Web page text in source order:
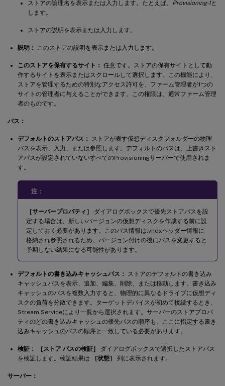
ストアの論理名を表示または入力します。たとえば、 Provisioning-1と
します。
ストアの説明を表示または入力します。
説明： このストアの説明を表示または入力します。
このストアを保有するサイト： 任意です。ストアの保有サイトとして動
作するサイトを表示またはスクロールして選択します。この機能により、
ストアを管理するための特別なアクセス許可を、ファーム管理者が1つの
サイトの管理者に与えることができます。この権限は、通常ファーム管理
者のものです。
パス：
デフォルトのストアパス：
ストアが表す仮想ディスクフォルダーの物理
パスを表示、入力、または参照します。デフォルトのパスは、上書きスト
アパスが設定されていないすべてのProvisioningサーバーで使用されま
す。
注：
［サーバープロパティ］
ダイアログボックスで優先ストアパスを設
定する場合は、新しいバージョンの仮想ディスクを作成する前に設
定しておく必要があります。このパス情報は.vhdxヘッダー情報に
格納され参照されるため、バージョン付けの後にパスを変更すると
予期しない結果になる可能性があります。
デフォルトの書き込みキャッシュパス：
ストアのデフォルトの書き込み
キャッシュパスを表示、追加、編集、削除、または移動します。書き込み
キャッシュのパスを複数入力すると、物理的に異なるドライブに仮想ディ
スクの負荷を分散できます。ターゲットデバイスが初めて接続するとき、
Stream Serviceにより一覧から選択されます。サーバーのストアプロパ
ティのどの書き込みキャッシュの優先パスの順序も、ここに指定する書き
込みキャッシュのパスの順序と一致している必要があります。
検証： ［ストア パスの検証］
ダイアログボックスで選択したストアパス
を検証します。検証結果は
［状態］ 列に表示されます。
サーバー：